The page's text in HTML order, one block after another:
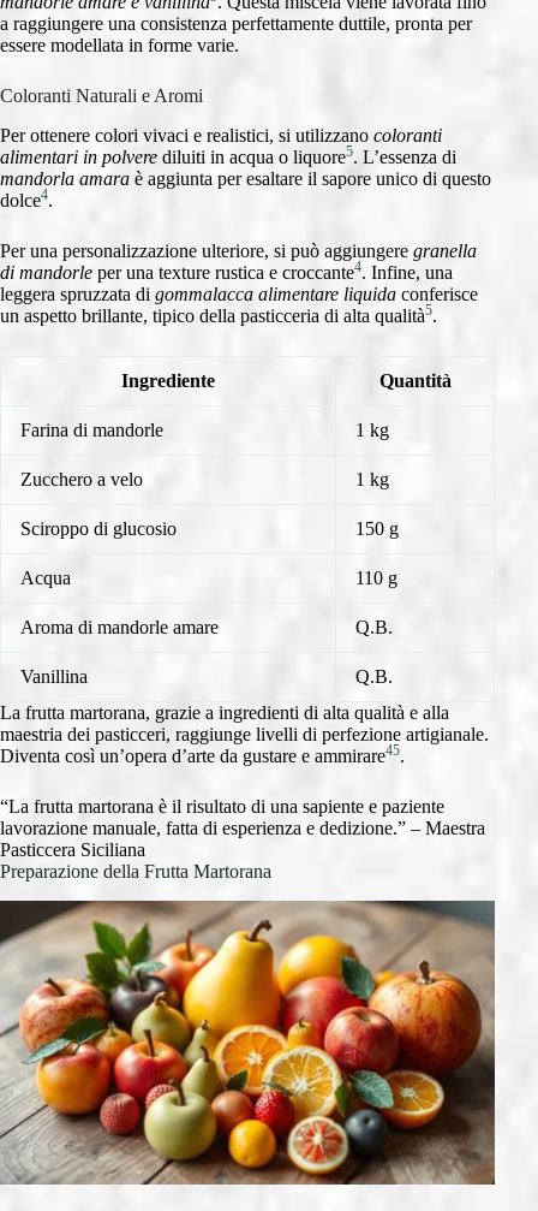
a raggiungere una consistenza perfettamente duttile, pronta per
essere modellata in forme varie.
Coloranti Naturali e Aromi
Per ottenere colori vivaci e realistici, si utilizzano coloranti
alimentari in polvere diluiti in acqua o liquore5. L’essenza di
mandorla amara è aggiunta per esaltare il sapore unico di questo
dolce4.
Per una personalizzazione ulteriore, si può aggiungere granella
di mandorle per una texture rustica e croccante4. Infine, una
leggera spruzzata di gommalacca alimentare liquida conferisce
un aspetto brillante, tipico della pasticceria di alta qualità5.
Ingrediente Quantità
Farina di mandorle 1 kg
Zucchero a velo 1 kg
Sciroppo di glucosio 150 g
Acqua 110 g
Aroma di mandorle amare Q.B.
Vanillina
Q.B.
La frutta martorana, grazie a ingredienti di alta qualità e alla
maestria dei pasticceri, raggiunge livelli di perfezione artigianale.
Diventa così un’opera d’arte da gustare e ammirare45.
“La frutta martorana è il risultato di una sapiente e paziente
lavorazione manuale, fatta di esperienza e dedizione.” – Maestra
Pasticcera Siciliana
Preparazione della Frutta Martorana